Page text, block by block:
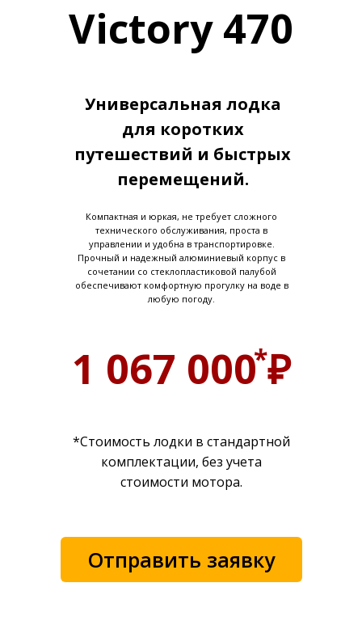
Victory 470
1 067 000 ₽
*
Универсальная лодка
для коротких
путешествий и быстрых
перемещений.
*Стоимость лодки в стандартной
комплектации, без учета
стоимости мотора.
Компактная и юркая, не требует сложного
технического обслуживания, проста в
управлении и удобна в транспортировке.
Прочный и надежный алюминиевый корпус в
сочетании со стеклопластиковой палубой
обеспечивают комфортную прогулку на воде в
любую погоду.
Отправить заявку